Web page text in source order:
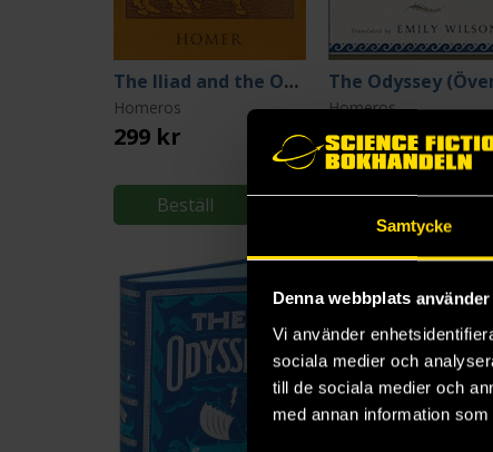
Samtycke
Denna webbplats
Vi använder
sociala medier och
till de sociala medier och
med annan information
The Iliad and the Odyssey
Homeros
299 kr
Beställ
Homeros
249 kr
Beställ